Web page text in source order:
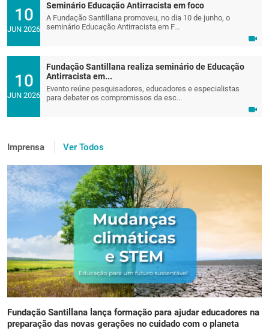
10
JUN 2026
Seminário Educação Antirracista em foco
A Fundação Santillana promoveu, no dia 10 de junho, o
seminário Educação Antirracista em F...
10
JUN 2026
Fundação Santillana realiza seminário de Educação
Antirracista em...
Evento reúne pesquisadores, educadores e especialistas
para debater os compromissos da esc...
Imprensa Ver Todos
Fundação Santillana lança formação para ajudar educadores na
preparação das novas gerações no cuidado com o planeta